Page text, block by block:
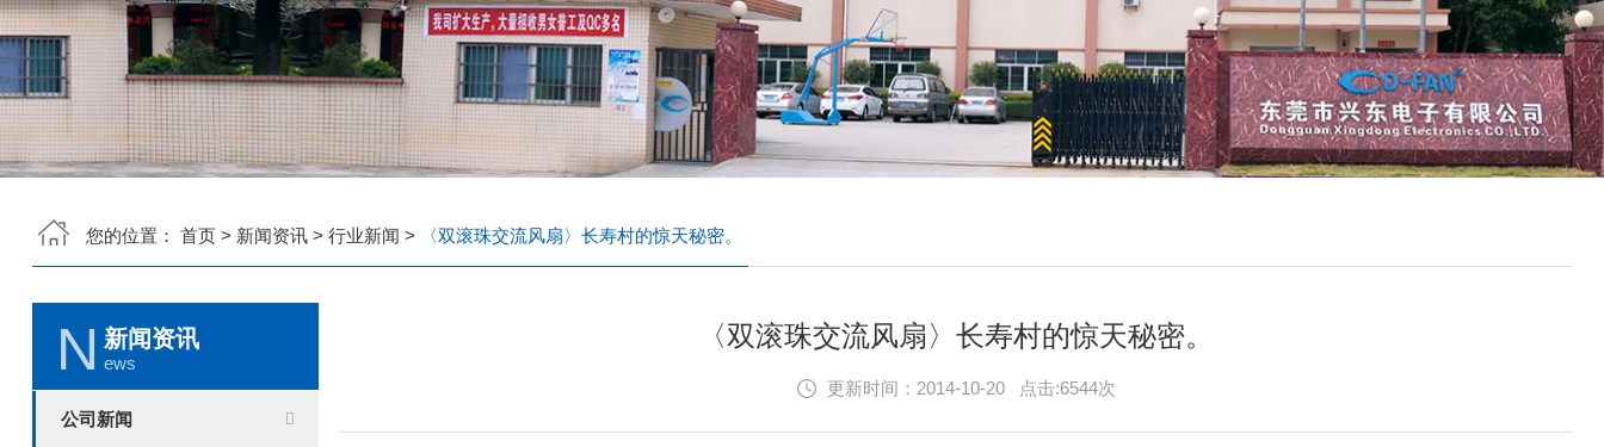
您的位置： 首页> 新闻资讯> 行业新闻 > 〈双滚珠交流风扇〉长寿村的惊天秘密。
N 新闻资讯
ews
公司新闻
〈双滚珠交流风扇〉长寿村的惊天秘密。
更新时间：2014-10-20 点击:6544次